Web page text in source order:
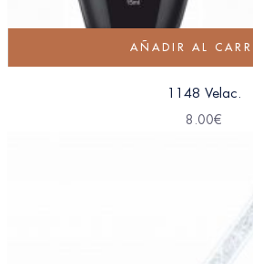
AÑADIR AL
1148 Velac.
8.00€